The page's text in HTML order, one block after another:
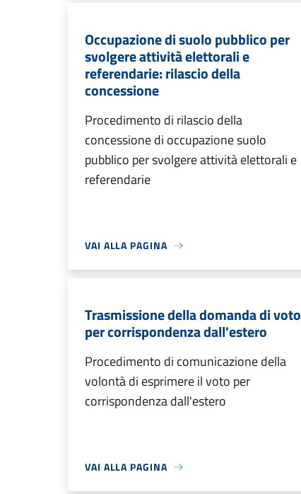
Occupazione di suolo pubblico per
svolgere attività elettorali e
referendarie: rilascio della
concessione
Procedimento di rilascio della
concessione di occupazione suolo
pubblico per svolgere attività elettorali e
referendarie
VAI ALLA PAGINA
Trasmissione della domanda di voto
per corrispondenza dall'estero
Procedimento di comunicazione della
volontà di esprimere il voto per
corrispondenza dall'estero
VAI ALLA PAGINA